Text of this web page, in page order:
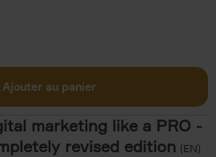
Ajouter au panier
marketing like a PRO -
revised edition (EN)